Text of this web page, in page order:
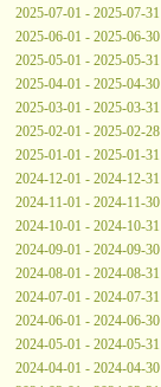
2025-07-01 - 2025-07-31
2025-06-01 - 2025-06-30
2025-05-01 - 2025-05-31
2025-04-01 - 2025-04-30
2025-03-01 - 2025-03-31
2025-02-01 - 2025-02-28
2025-01-01 - 2025-01-31
2024-12-01 - 2024-12-31
2024-11-01 - 2024-11-30
2024-10-01 - 2024-10-31
2024-09-01 - 2024-09-30
2024-08-01 - 2024-08-31
2024-07-01 - 2024-07-31
2024-06-01 - 2024-06-30
2024-05-01 - 2024-05-31
2024-04-01 - 2024-04-30